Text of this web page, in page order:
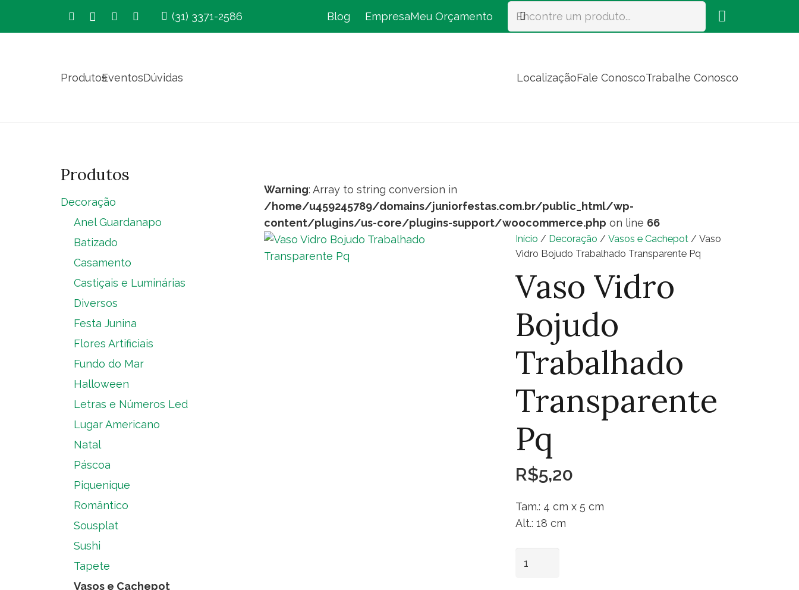
(31) 3371-2586 Blog EmpresaMeu Orçamento
ProdutosEventosDúvidas LocalizaçãoFale ConoscoTrabalhe Conosco
Warning: Array to string conversion in
/home/u459245789/domains/juniorfestas.com.br/public_html/wp-
content/plugins/us-core/plugins-support/woocommerce.php on line 66
Início / Decoração / Vasos e Cachepot/ Vaso
Vidro Bojudo Trabalhado Transparente Pq
Vaso Vidro
Bojudo
Trabalhado
Transparente
Pq
R$5,20
Tam.: 4 cm x 5 cm
Alt.: 18 cm
Produtos
Decoração
Anel Guardanapo
Batizado
Casamento
Castiçais e Luminárias
Diversos
Festa Junina
Flores Artificiais
Fundo do Mar
Halloween
Letras e Números Led
Lugar Americano
Natal
Páscoa
Piquenique
Romântico
Sousplat
Sushi
Tapete
Vasos e Cachepot